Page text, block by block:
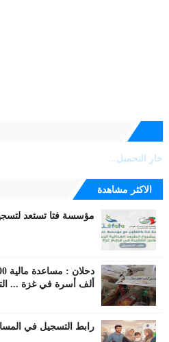
جارٍ التحميل...
الاكثر مشاهدة
مؤسسة فتا تستعد
ألف أسرة في غزة ...
رابط التسجيل في المساعدة